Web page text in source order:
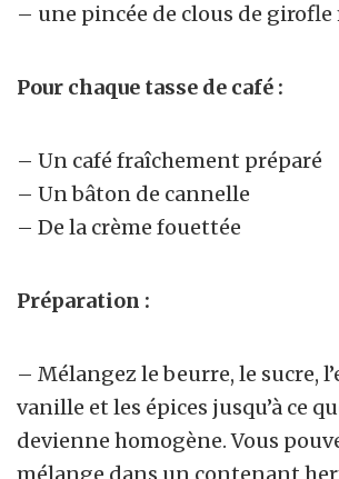
– une pincée de clous de
Pour chaque tasse de café :
– Un café fraîchement préparé
– Un bâton de cannelle
– De la crème fouettée
Préparation :
– Mélangez le beurre, le sucre,
vanille et les épices jusqu’à ce
devienne homogène. Vous